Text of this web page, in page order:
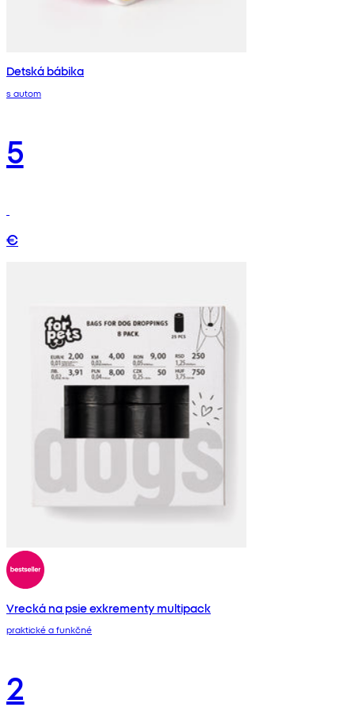
Detská bábika
s autom
5
€
Vrecká na psie exkrementy multipack
praktické a funkčné
2